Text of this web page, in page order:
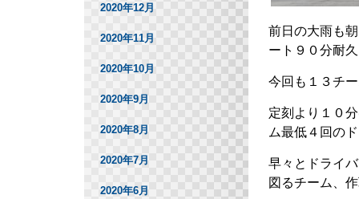
前日の大雨も
ート９０分耐
今回も１３チ
定刻より１０
ム最低４回の
早々とドライ
図るチーム、
2020年12月
2020年11月
2020年10月
2020年9月
2020年8月
2020年7月
2020年6月